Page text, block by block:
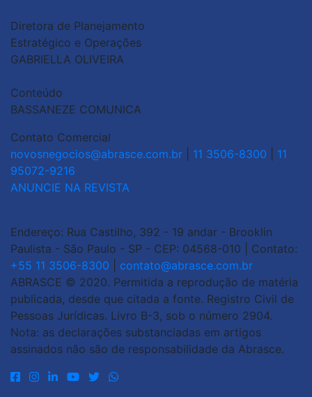
Diretora de Planejamento
Estratégico e Operações
GABRIELLA OLIVEIRA
Conteúdo
BASSANEZE COMUNICA
Contato Comercial
novosnegocios@abrasce.com.br
11 3506-8300
11
95072-9216
ANUNCIE NA REVISTA
Endereço: Rua Castilho, 392 - 19 andar - Brooklin
Paulista - São Paulo - SP - CEP: 04568-010 | Contato:
+55 11 3506-8300
contato@abrasce.com.br
ABRASCE © 2020. Permitida a reprodução de matéria
publicada, desde que citada a fonte. Registro Civil de
Pessoas Jurídicas. Livro B-3, sob o número 2904.
Nota: as declarações substanciadas em artigos
assinados não são de responsabilidade da Abrasce.